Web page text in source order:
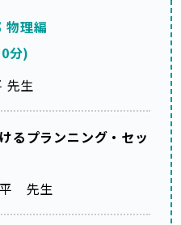
理編
分)
先生
るプランニング・セッ
先生